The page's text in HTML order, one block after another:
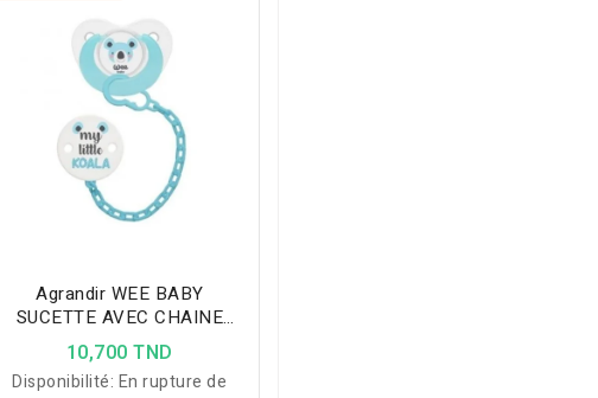
Agrandir WEE BABY
SUCETTE AVEC CHAINE
GARÇON 6-18M
10,700 TND
Disponibilité: En rupture de